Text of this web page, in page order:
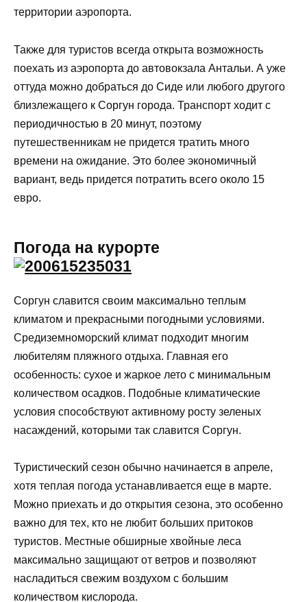
территории аэропорта.
Также для туристов всегда открыта возможность
поехать из аэропорта до автовокзала Антальи. А уже
оттуда можно добраться до Сиде или любого другого
близлежащего к Соргун города. Транспорт ходит с
периодичностью в 20 минут, поэтому
путешественникам не придется тратить много
времени на ожидание. Это более экономичный
вариант, ведь придется потратить всего около 15
евро.
Погода на курорте
Соргун славится своим максимально теплым
климатом и прекрасными погодными условиями.
Средиземноморский климат подходит многим
любителям пляжного отдыха. Главная его
особенность: сухое и жаркое лето с минимальным
количеством осадков. Подобные климатические
условия способствуют активному росту зеленых
насаждений, которыми так славится Соргун.
Туристический сезон обычно начинается в апреле,
хотя теплая погода устанавливается еще в марте.
Можно приехать и до открытия сезона, это особенно
важно для тех, кто не любит больших притоков
туристов. Местные обширные хвойные леса
максимально защищают от ветров и позволяют
насладиться свежим воздухом с большим
количеством кислорода.